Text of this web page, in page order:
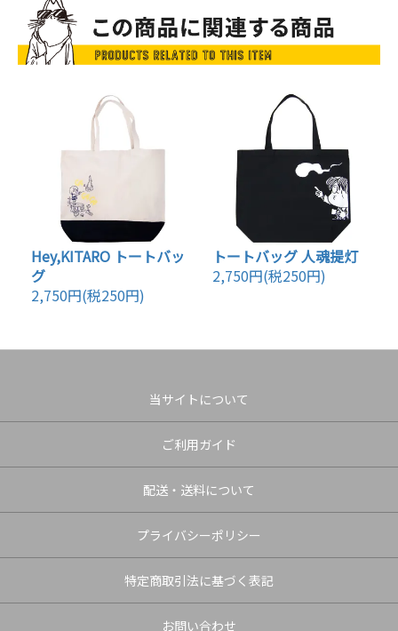
Hey,KITARO トートバッ
グ
2,750円(税250円)
トートバッグ 人魂提灯
2,750円(税250円)
当サイトについて
ご利用ガイド
配送・送料について
プライバシーポリシー
特定商取引法に基づく表記
お問い合わせ